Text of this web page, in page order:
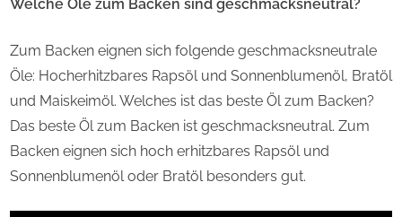
Welche Öle zum Backen sind geschmacksneutral?
Zum Backen eignen sich folgende geschmacksneutrale
Öle: Hocherhitzbares Rapsöl und Sonnenblumenöl, Bratöl
und Maiskeimöl. Welches ist das beste Öl zum Backen?
Das beste Öl zum Backen ist geschmacksneutral. Zum
Backen eignen sich hoch erhitzbares Rapsöl und
Sonnenblumenöl oder Bratöl besonders gut.